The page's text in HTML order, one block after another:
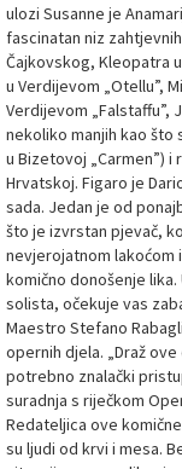
ulozi Susanne je
fascinatan niz
Čajkovskog, Kleopatra
u Verdijevom „Otellu”,
Verdijevom „Falstaffu”,
nekoliko manjih kao što
u Bizetovoj „Carmen”) i
Hrvatskoj. Figaro je
sada. Jedan je od
što je izvrstan pjevač,
nevjerojatnom lakoćom
komično donošenje
solista, očekuje vas
Maestro Stefano
opernih djela. „Draž
potrebno znalački
suradnja s riječkom
Redateljica ove komične
su ljudi od krvi i mesa.